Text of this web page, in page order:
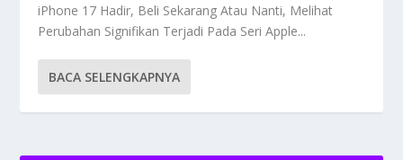
iPhone 17 Hadir, Beli Sekarang Atau Nanti, Melihat
Perubahan Signifikan Terjadi Pada Seri Apple...
BACA SELENGKAPNYA